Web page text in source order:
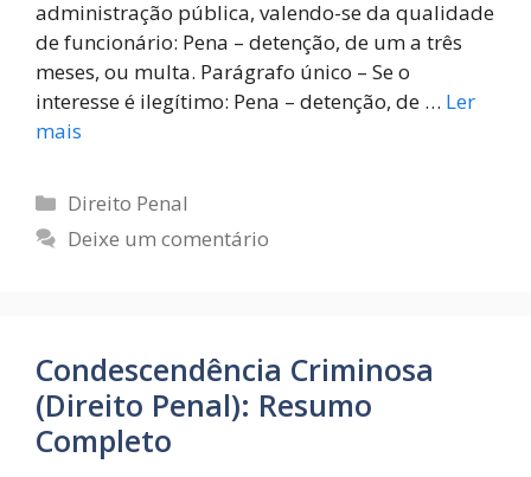
administração pública, valendo-se da qualidade
de funcionário: Pena – detenção, de um a três
meses, ou multa. Parágrafo único – Se o
interesse é ilegítimo: Pena – detenção, de … Ler
mais
Direito Penal
Deixe um comentário
Condescendência Criminosa
(Direito Penal): Resumo
Completo